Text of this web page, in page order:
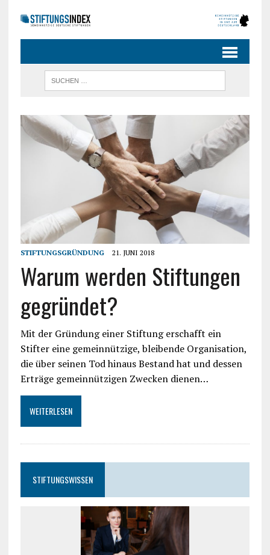
STIFTUNGSGRÜNDUNG 21. JUNI 2018
Warum werden Stiftungen
gegründet?
Mit der Gründung einer Stiftung erschafft ein
Stifter eine gemeinnützige, bleibende Organisation,
die über seinen Tod hinaus Bestand hat und dessen
Erträge gemeinnützigen Zwecken dienen…
WEITERLESEN
STIFTUNGSWISSEN